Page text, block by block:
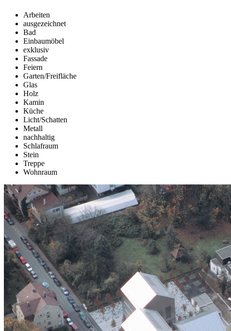
Arbeiten
ausgezeichnet
Bad
Einbaumöbel
exklusiv
Fassade
Feiern
Garten/Freifläche
Glas
Holz
Kamin
Küche
Licht/Schatten
Metall
nachhaltig
Schlafraum
Stein
Treppe
Wohnraum